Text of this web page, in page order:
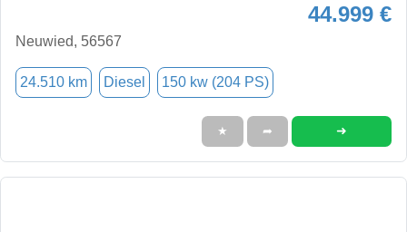
44.999 €
Neuwied, 56567
24.510 km Diesel 150 kw (204 PS)
★ ➦ ➜